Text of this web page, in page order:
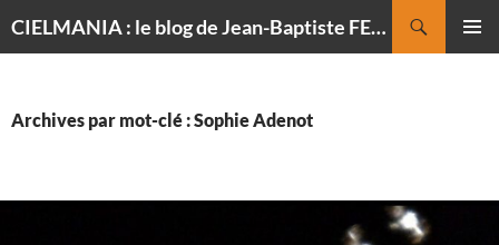
CIELMANIA : le blog de Jean-Baptiste FELDMANN, photographe du ciel
Archives par mot-clé : Sophie Adenot